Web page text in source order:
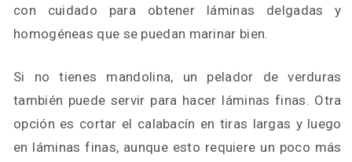
con cuidado para obtener láminas delgadas y
homogéneas que se puedan marinar bien.
Si no tienes mandolina, un pelador de verduras
también puede servir para hacer láminas finas. Otra
opción es cortar el calabacín en tiras largas y luego
en láminas finas, aunque esto requiere un poco más